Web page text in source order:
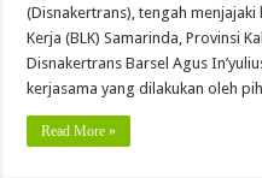
(Disnakertrans), tengah
Kerja (BLK) Samarinda, Provinsi
Disnakertrans Barsel Agus
kerjasama yang dilakukan oleh
Read More »